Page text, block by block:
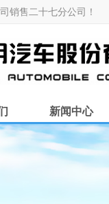
销售二十七分公司！
新闻中心